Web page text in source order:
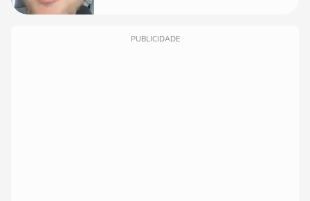
PUBLICIDADE